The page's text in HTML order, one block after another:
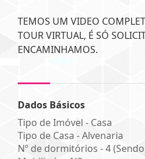
TEMOS UM VIDEO
TOUR VIRTUAL, É SÓ
ENCAMINHAMOS.
Dados Básicos
Tipo de Imóvel - Casa
Tipo de Casa - Alvenaria
Nº de dormitórios - 4